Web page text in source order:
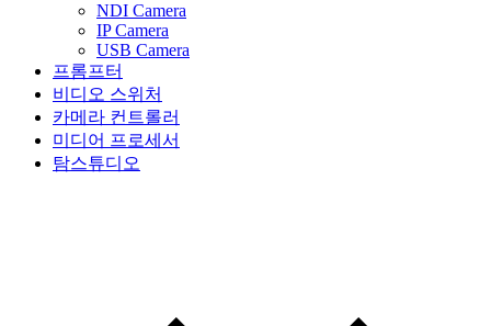
NDI Camera
IP Camera
USB Camera
프롬프터
비디오 스위처
카메라 컨트롤러
미디어 프로세서
탐스튜디오